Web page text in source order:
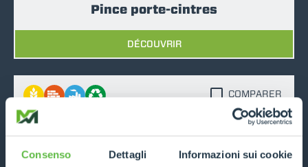
Consenso Dettagli Informazioni sui cookie
Pince porte-cintres
DÉCOUVRIR
COMPARER